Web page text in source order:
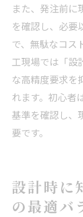
また、発注前に
を確認し、必要
で、無駄なコス
工現場では「設
な高精度要求を
れます。初心者
基準を確認し、
要です。
設計時に
の最適バ